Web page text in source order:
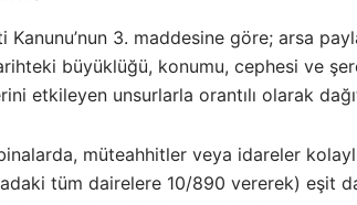
Kanunu’nun 3. maddesine göre; arsa
büyüklüğü, konumu, cephesi ve
etkileyen unsurlarla orantılı olarak
müteahhitler veya idareler
tüm dairelere 10/890 vererek) eşit